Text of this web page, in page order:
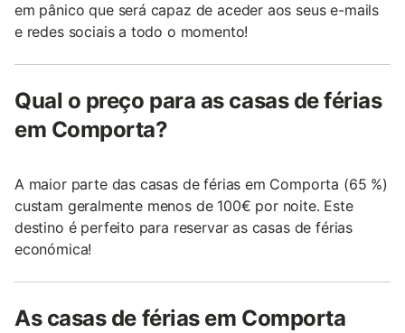
em pânico que será capaz de aceder aos seus e-mails
e redes sociais a todo o momento!
Qual o preço para as casas de férias
em Comporta?
A maior parte das casas de férias em Comporta (65 %)
custam geralmente menos de 100€ por noite. Este
destino é perfeito para reservar as casas de férias
económica!
As casas de férias em Comporta